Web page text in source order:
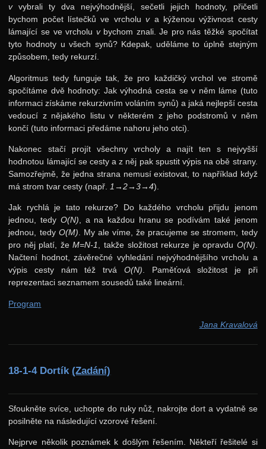
vvybrali ty dva nejvýhodnější, sečetli jejich hodnoty, přičetli
bychom počet lístečků ve vrcholuva kýženou výživnost cesty
lámající se ve vrcholu vbychom znali. Je pro nás těžké spočítat
tyto hodnoty u všech synů? Kdepak, uděláme to úplně stejným
způsobem, tedy rekurzí.
Algoritmus tedy funguje tak, že pro každičký vrchol ve stromě
spočítáme dvě hodnoty: Jak výhodná cesta se v něm láme (tuto
informaci získáme rekurzivním voláním synů) a jaká nejlepší cesta
vedoucí z nějakého listu v některém z jeho podstromů v něm
končí (tuto informaci předáme nahoru jeho otci).
Nakonec stačí projít všechny vrcholy a najít ten s nejvyšší
hodnotou lámající se cesty a z něj pak spustit výpis na obě strany.
Samozřejmě, že jedna strana nemusí existovat, to například když
má strom tvar cesty (např.
1→2→3→4).
Jak rychlá je tato rekurze? Do každého vrcholu přijdu jenom
jednou, tedy O(N), a na každou hranu se podívám také jenom
jednou, tedy O(M). My ale víme, že pracujeme se stromem, tedy
pro něj platí, žeM=N-1, takže složitost rekurze je opravdu O(N).
Načtení hodnot, závěrečné vyhledání nejvýhodnějšího vrcholu a
výpis cesty nám též trvá O(N). Paměťová složitost je při
reprezentaci seznamem sousedů také lineární.
Program
Jana Kravalová
18-1-4 Dortík(Zadání)
Sfoukněte svíce, uchopte do ruky nůž, nakrojte dort a vydatně se
posilněte na následující vzorové řešení.
Nejprve několik poznámek k došlým řešením. Někteří řešitelé si